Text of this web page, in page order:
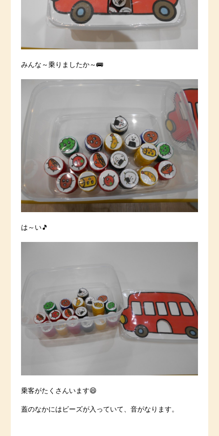
みんな～乗りましたか～🚌
は～い🎵
乗客がたくさんいます😄
蓋のなかにはビーズが入っていて、音がなります。